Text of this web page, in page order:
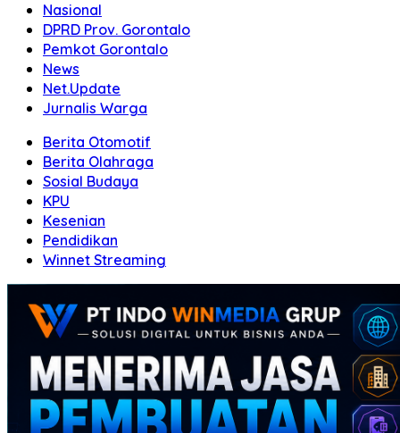
Nasional
DPRD Prov. Gorontalo
Pemkot Gorontalo
News
Net.Update
Jurnalis Warga
Berita Otomotif
Berita Olahraga
Sosial Budaya
KPU
Kesenian
Pendidikan
Winnet Streaming